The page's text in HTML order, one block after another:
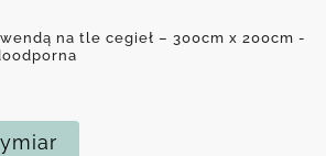
na tle cegieł – 300cm x 200cm -